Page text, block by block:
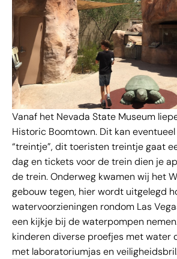
Vanaf het Nevada State Museum
Historic Boomtown. Dit kan
“treintje”, dit toeristen treintje gaat
dag en tickets voor de trein dien je
de trein. Onderweg kwamen wij het
gebouw tegen, hier wordt uitgelegd
watervoorzieningen rondom Las
een kijkje bij de waterpompen
kinderen diverse proefjes met water
met laboratoriumjas en